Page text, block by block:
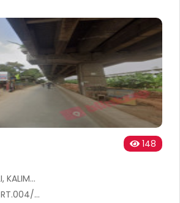
148
C - JL. KH. NOER ALI, KALIMALANG KOTA BEKASI ARAH KE JAKARTA
Jl. Swadaya No.41, RT.004/RW.014, Jatibening, Kec. Pd. Gede, Kota Bks, Jawa Barat 17412, Indonesia